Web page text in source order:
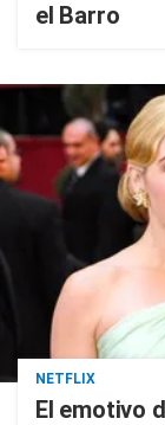
el Barro
NETFLIX
El emotivo